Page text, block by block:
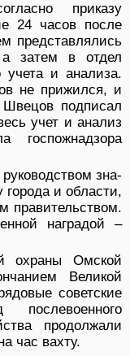
приказу
24 часов после
представлялись
затем в отдел
учета и анализа.
не прижился, и
подписал
учет и анализ
госпожнадзора
зна­
города и облас­ти,
правитель­ством.
награ­дой –
охраны Омской
Великой
советские
продолжали
час вахту.